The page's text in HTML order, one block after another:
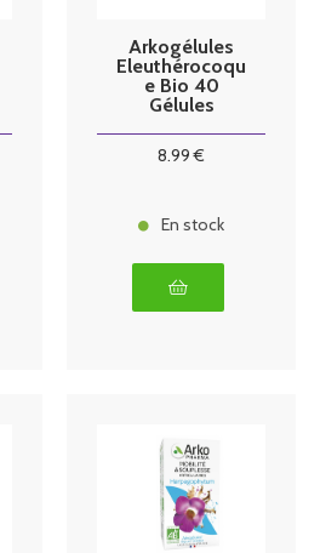
Arkogélules
Eleuthérocoqu
e Bio 40
Gélules
8.99 €
En stock